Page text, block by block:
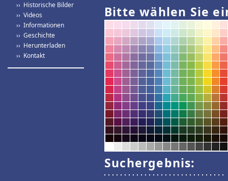
›› Historische Bilder
›› Videos
›› Informationen
›› Geschichte
›› Herunterladen
›› Kontakt
Bitte wählen Sie
Suchergebnis: